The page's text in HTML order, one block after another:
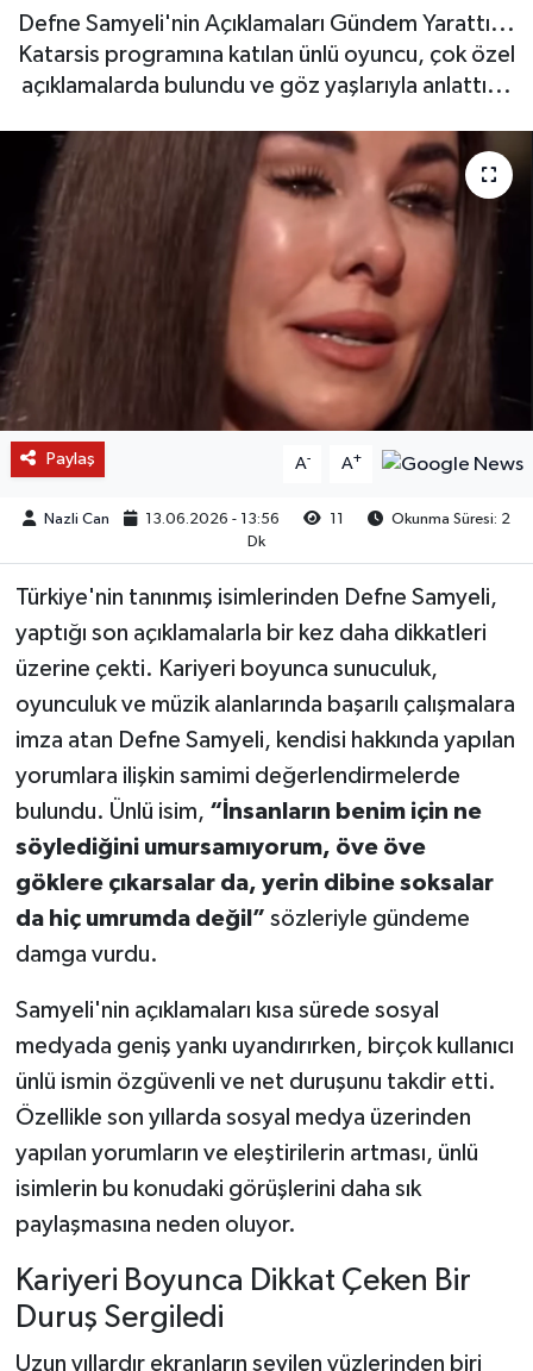
Defne Samyeli'nin Açıklamaları Gündem Yarattı...
Katarsis programına katılan ünlü oyuncu, çok özel
açıklamalarda bulundu ve göz yaşlarıyla anlattı...
Paylaş A- A+
Nazli Can 13.06.2026 - 13:56 11
Okunma Süresi: 2
Dk
Türkiye'nin tanınmış isimlerinden Defne Samyeli,
yaptığı son açıklamalarla bir kez daha dikkatleri
üzerine çekti. Kariyeri boyunca sunuculuk,
oyunculuk ve müzik alanlarında başarılı çalışmalara
imza atan Defne Samyeli, kendisi hakkında yapılan
yorumlara ilişkin samimi değerlendirmelerde
bulundu. Ünlü isim, “İnsanların benim için ne
söylediğini umursamıyorum, öve öve
göklere çıkarsalar da, yerin dibine soksalar
da hiç umrumda değil” sözleriyle gündeme
damga vurdu.
Samyeli'nin açıklamaları kısa sürede sosyal
medyada geniş yankı uyandırırken, birçok kullanıcı
ünlü ismin özgüvenli ve net duruşunu takdir etti.
Özellikle son yıllarda sosyal medya üzerinden
yapılan yorumların ve eleştirilerin artması, ünlü
isimlerin bu konudaki görüşlerini daha sık
paylaşmasına neden oluyor.
Kariyeri Boyunca Dikkat Çeken Bir
Duruş Sergiledi
Uzun yıllardır ekranların sevilen yüzlerinden biri